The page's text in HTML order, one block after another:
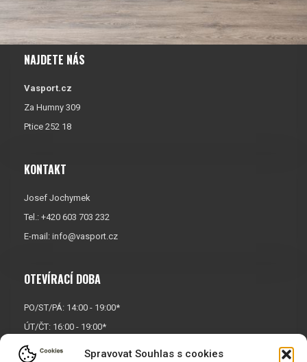
Spravovat Souhlas s cookies
NAJDETE NÁS
Vasport.cz
Za Humny 309
Ptice 252 18
KONTAKT
Josef Jochymek
Tel.: +420 603 703 232
E-mail: info@vasport.cz
OTEVÍRACÍ DOBA
PO/ST/PÁ: 14:00 - 19:00*
ÚT/ČT: 16:00 - 19:00*
Sobota: 9:00 - 17:00*